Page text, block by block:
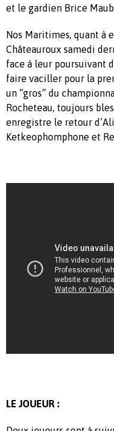
et le gardien Brice
Nos Maritimes, quant à
Châteauroux samedi
face à leur poursuivant
faire vaciller pour la
un “gros” du
Rocheteau, toujours
enregistre le retour
Ketkeophomphone et
LE JOUEUR :